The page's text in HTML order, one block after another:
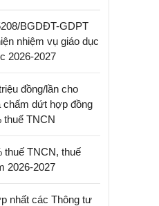
BGDĐT-GDPT
nhiệm vụ giáo dục
2026-2027
đồng/lần cho
chấm dứt hợp đồng
thuế TNCN
thuế TNCN, thuế
2026-2027
nhất các Thông tư